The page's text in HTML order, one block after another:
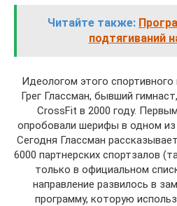
Читайте также:
подтягиваний
Идеологом этого спортивного
Грег Глассман, бывший
CrossFit в 2000 году.
опробовали шерифы в одном
Сегодня Глассман
6000 партнерских спортзалов
только в официальном
направление развилось в
программу, которую